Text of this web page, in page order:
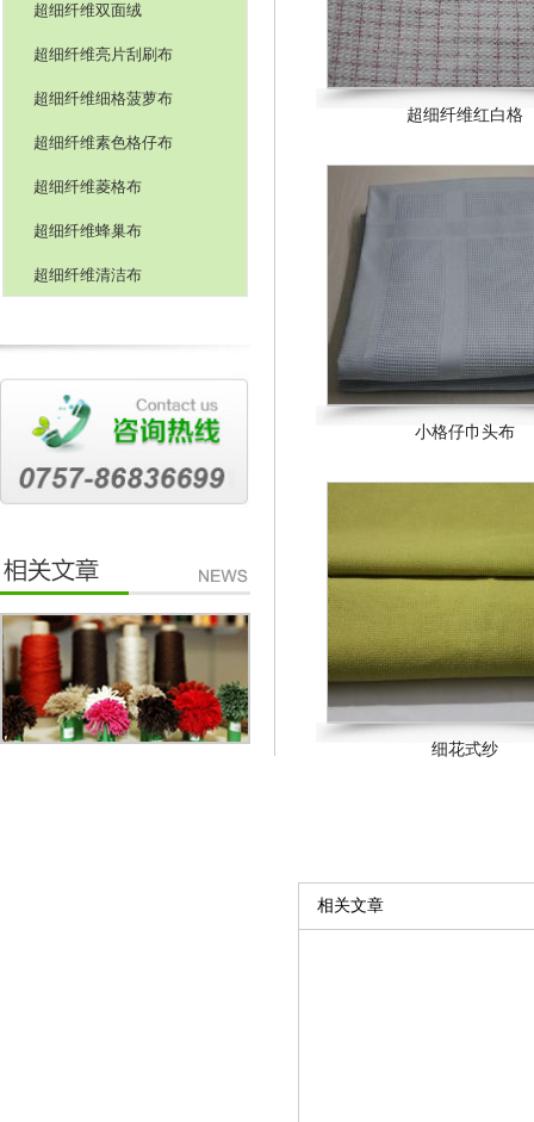
超细纤维双面绒
超细纤维亮片刮刷布
超细纤维细格菠萝布
超细纤维素色格仔布
超细纤维菱格布
超细纤维蜂巢布
超细纤维清洁布
超细纤维红白格
小格仔巾头布
细花式纱
相关文章